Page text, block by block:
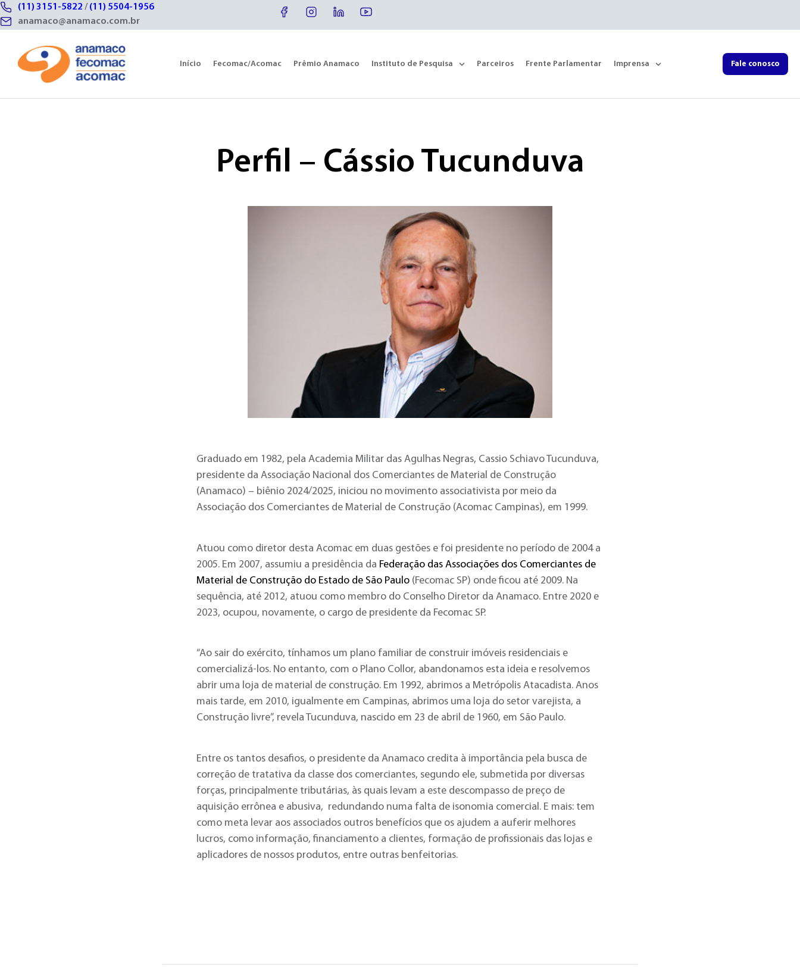
(11) 3151-5822 / (11) 5504-1956
anamaco@anamaco.com.br
Início Fecomac/Acomac Prêmio Anamaco Instituto de Pesquisa Parceiros Frente Parlamentar Imprensa Fale conosco
Perfil – Cássio Tucunduva
Graduado em 1982, pela Academia Militar das Agulhas Negras, Cassio Schiavo Tucunduva,
presidente da Associação Nacional dos Comerciantes de Material de Construção
(Anamaco) – biênio 2024/2025, iniciou no movimento associativista por meio da
Associação dos Comerciantes de Material de Construção (Acomac Campinas), em 1999.
Atuou como diretor desta Acomac em duas gestões e foi presidente no período de 2004 a
2005. Em 2007, assumiu a presidência da Federação das Associações dos Comerciantes de
Material de Construção do Estado de São Paulo (Fecomac SP) onde ficou até 2009. Na
sequência, até 2012, atuou como membro do Conselho Diretor da Anamaco. Entre 2020 e
2023, ocupou, novamente, o cargo de presidente da Fecomac SP.
“Ao sair do exército, tínhamos um plano familiar de construir imóveis residenciais e
comercializá-los. No entanto, com o Plano Collor, abandonamos esta ideia e resolvemos
abrir uma loja de material de construção. Em 1992, abrimos a Metrópolis Atacadista. Anos
mais tarde, em 2010, igualmente em Campinas, abrimos uma loja do setor varejista, a
Construção livre”, revela Tucunduva, nascido em 23 de abril de 1960, em São Paulo.
Entre os tantos desafios, o presidente da Anamaco credita à importância pela busca de
correção de tratativa da classe dos comerciantes, segundo ele, submetida por diversas
forças, principalmente tributárias, às quais levam a este descompasso de preço de
aquisição errônea e abusiva, redundando numa falta de isonomia comercial. E mais: tem
como meta levar aos associados outros benefícios que os ajudem a auferir melhores
lucros, como informação, financiamento a clientes, formação de profissionais das lojas e
aplicadores de nossos produtos, entre outras benfeitorias.